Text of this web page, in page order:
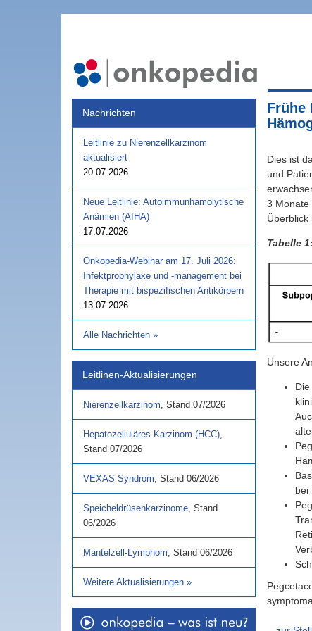
Nachrichten
Leitlinie zu Nierenzellkarzinom
aktualisiert
20.07.2026
Neue Leitlinie: Autoimmunhämolytische
Anämien (AIHA)
17.07.2026
Onkopedia-Webinar am 17. Juli 2026:
Infektprophylaxe und -management bei
Therapie mit bispezifischen Antikörpern
13.07.2026
Alle Nachrichten »
Leitlinen-Aktualisierungen
Nierenzellkarzinom, Stand 07/2026
Hepatozelluläres Karzinom (HCC),
Stand 07/2026
VEXAS Syndrom, Stand 06/2026
Speicheldrüsenkarzinome, Stand
06/2026
Mantelzell-Lymphom, Stand 06/2026
Weitere Aktualisierungen »
Frühe
Dies ist
und
3 Monate
Überblick
Tabelle
Unsere
bei